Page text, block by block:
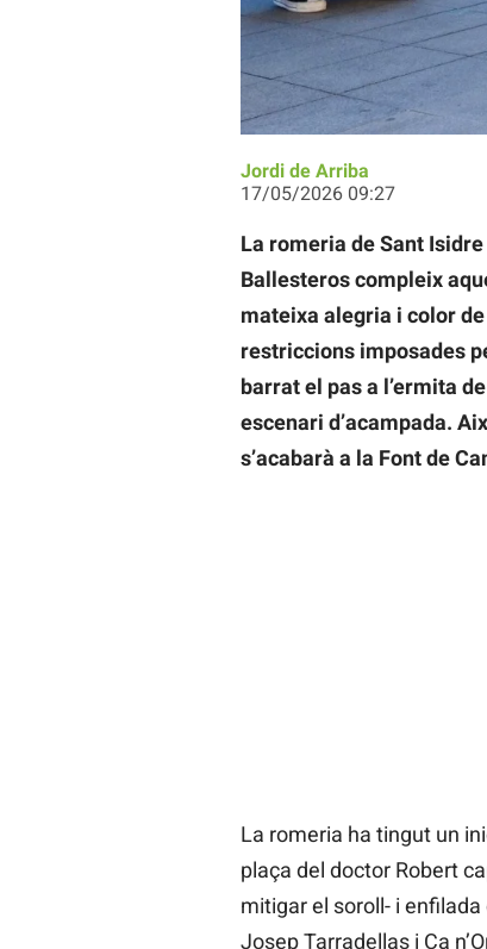
Un moment de la romeria
Jordi de Arriba
17/05/2026 09:27
La romeria de Sant
Ballesteros compleix
mateixa alegria i color
restriccions imposades
barrat el pas a l’ermita
escenari d’acampada.
s’acabarà a la Font de
La romeria ha tingut un
plaça del doctor Robert
mitigar el soroll- i enfilada
Josep Tarradellas i Ca